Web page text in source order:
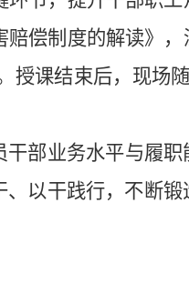
偿制度的解读》
授课结束后，现场
部业务水平与履
以干践行，不断